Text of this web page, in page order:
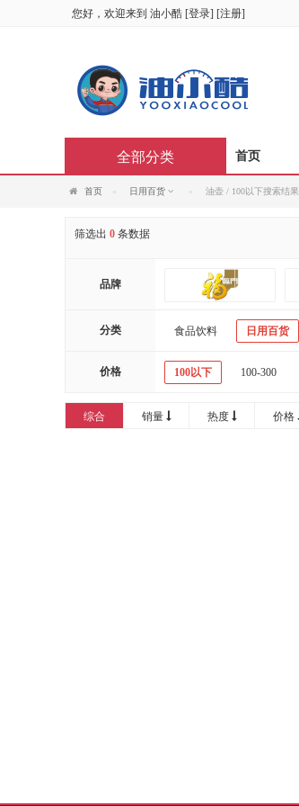
您好，欢迎来到 油小酷 [登录] [注册]
首页
全部分类
首页 日用百货 油壶 / 100以下搜索结果
筛选出 0 条数据
品牌
分类 食品饮料 日用百货
价格 100以下 100-300
综合 销量 热度 价格